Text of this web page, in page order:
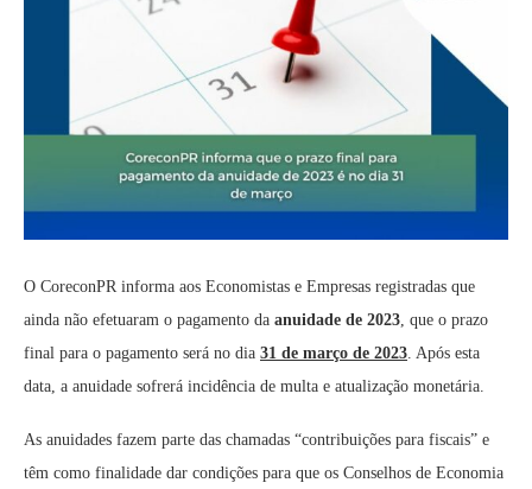
O CoreconPR informa aos Economistas e Empresas registradas que
ainda não efetuaram o pagamento da anuidade de 2023, que o prazo
final para o pagamento será no dia 31 de março de 2023. Após esta
data, a anuidade sofrerá incidência de multa e atualização monetária.
As anuidades fazem parte das chamadas “contribuições para fiscais” e
têm como finalidade dar condições para que os Conselhos de Economia